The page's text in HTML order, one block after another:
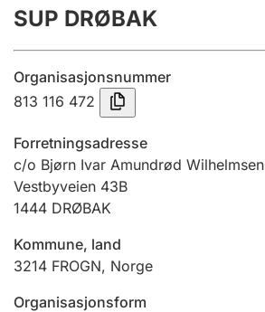
Årsrekneskap
Innsending og forseinkingsgebyr
Tinglysing
Jeger
Betaling og jegeravgiftskort
Ektepaktrettleiaren
SUP DRØBAK
Organisasjonsnummer
813 116 472
Forretningsadresse
c/o Bjørn Ivar Amundrød Wilhelmsen
Vestbyveien 43B
1444 DRØBAK
Kommune, land
3214 FROGN, Norge
Organisasjonsform